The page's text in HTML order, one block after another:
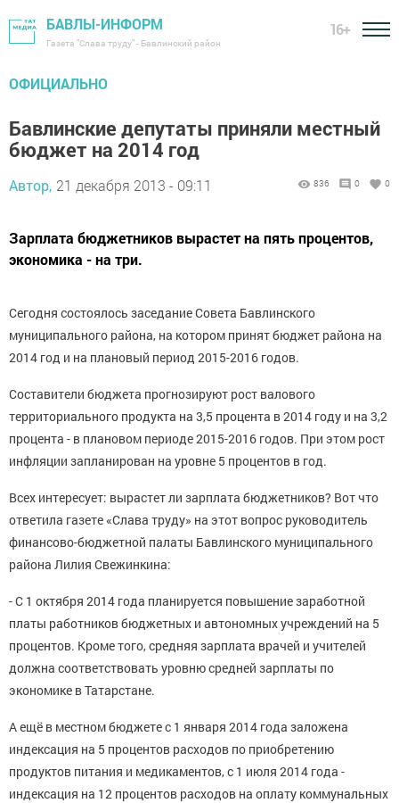
БАВЛЫ-ИНФОРМ
Газета "Слава труду" - Бавлинский район
16+
ОФИЦИАЛЬНО
Бавлинские депутаты приняли местный
бюджет на 2014 год
Автор, 21 декабря 2013 - 09:11 836 0 0
Зарплата бюджетников вырастет на пять процентов,
экономика - на три.
Сегодня состоялось заседание Совета Бавлинского
муниципального района, на котором принят бюджет района на
2014 год и на плановый период 2015-2016 годов.
Составители бюджета прогнозируют рост валового
территориального продукта на 3,5 процента в 2014 году и на 3,2
процента - в плановом периоде 2015-2016 годов. При этом рост
инфляции запланирован на уровне 5 процентов в год.
Всех интересует: вырастет ли зарплата бюджетников? Вот что
ответила газете «Слава труду» на этот вопрос руководитель
финансово-бюджетной палаты Бавлинского муниципального
района Лилия Свежинкина:
- С 1 октября 2014 года планируется повышение заработной
платы работников бюджетных и автономных учреждений на 5
процентов. Кроме того, средняя зарплата врачей и учителей
должна соответствовать уровню средней зарплаты по
экономике в Татарстане.
А ещё в местном бюджете с 1 января 2014 года заложена
индексация на 5 процентов расходов по приобретению
продуктов питания и медикаментов, с 1 июля 2014 года -
индексация на 12 процентов расходов на оплату коммунальных